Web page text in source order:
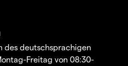
des deutschsprachigen
Freitag von 08:30-